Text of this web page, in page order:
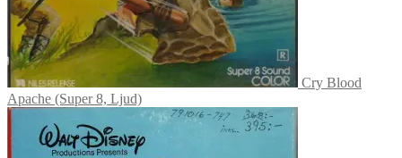
Cry Blood
Apache (Super 8, Ljud)